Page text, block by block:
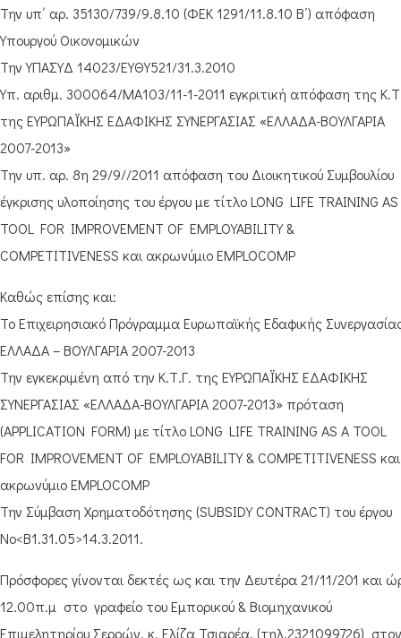
Την υπ΄ αρ. 35130/739/9.8.10 (ΦΕΚ 1291/11.8.10 Β΄) απόφαση
Υπουργού Οικονομικών
Την ΥΠΑΣΥΔ 14023/ΕΥΘΥ521/31.3.2010
Υπ. αριθμ. 300064/ΜΑ103/11-1-2011 εγκριτική απόφαση της
της ΕΥΡΩΠΑΪΚΗΣ ΕΔΑΦΙΚΗΣ ΣΥΝΕΡΓΑΣΙΑΣ «ΕΛΛΑΔΑ-ΒΟΥΛΓΑΡΙΑ
2007-2013»
Την υπ. αρ. 8η 29/9//2011 απόφαση του Διοικητικού Συμβουλίου
έγκρισης υλοποίησης του έργου με τίτλο LONG LIFE TRAINING
TOOL FOR IMPROVEMENT OF EMPLOYABILITY &
COMPETITIVENESS και ακρωνύμιο EMPLOCOMP
Καθώς επίσης και:
Το Επιχειρησιακό Πρόγραμμα Ευρωπαϊκής Εδαφικής
ΕΛΛΑΔΑ – ΒΟΥΛΓΑΡΙΑ 2007-2013
Την εγκεκριμένη από την Κ.Τ.Γ. της ΕΥΡΩΠΑΪΚΗΣ ΕΔΑΦΙΚΗΣ
ΣΥΝΕΡΓΑΣΙΑΣ «ΕΛΛΑΔΑ-ΒΟΥΛΓΑΡΙΑ 2007-2013» πρόταση
(APPLICATION FORM) με τίτλο LONG LIFE TRAINING AS A TOOL
FOR IMPROVEMENT OF EMPLOYABILITY & COMPETITIVENESS και
ακρωνύμιο EMPLOCOMP
Την Σύμβαση Χρηματοδότησης (SUBSIDY CONTRACT) του έργου
No<Β1.31.05>14.3.2011.
Πρόσφορες γίνονται δεκτές ως και την Δευτέρα 21/11/201 και
12.00π.μ στο γραφείο του Εμπορικού & Βιομηχανικού
Επιμελητηρίου Σερρών, κ. Ελίζα Τσιαρέα. (τηλ.2321099726) στον